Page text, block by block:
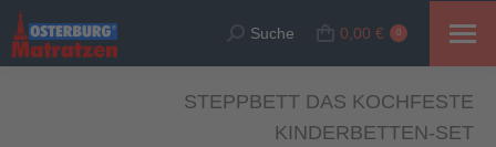
Suche:
Suche 0,00 € 0
STEPPBETT DAS KOCHFESTE
KINDERBETTEN-SET